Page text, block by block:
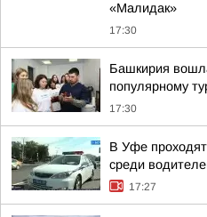
«Малидак»
17:30
Башкирия
популярному
17:30
В Уфе
среди
17:27